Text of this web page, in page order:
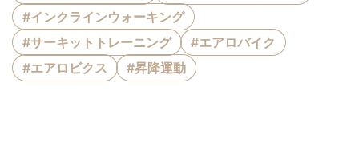
#インクラインウォーキング
#サーキットトレーニング
#エアロバイク
#エアロビクス
#昇降運動